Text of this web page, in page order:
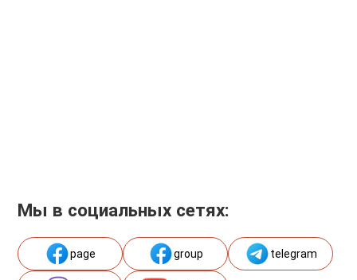
Мы в социальных сетях:
page group telegram